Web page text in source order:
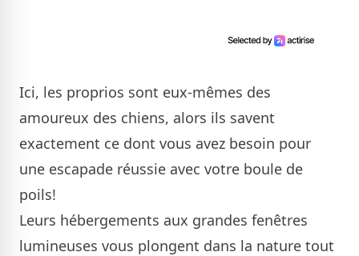
Ici, les proprios sont eux-mêmes des
amoureux des chiens, alors ils savent
exactement ce dont vous avez besoin pour
une escapade réussie avec votre boule de
poils!
Leurs hébergements aux grandes fenêtres
lumineuses vous plongent dans la nature tout